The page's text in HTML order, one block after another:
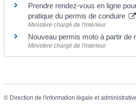
Prendre rendez-vous en ligne
pratique du permis de conduire
Ministère chargé de l'intérieur
Nouveau permis moto à partir de
Ministère chargé de l'intérieur
© Direction de l'information légale et